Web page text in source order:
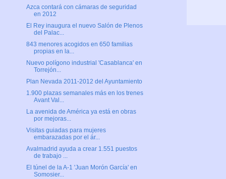
Azca contará con cámaras de seguridad
en 2012
El Rey inaugura el nuevo Salón de Plenos
del Palac...
843 menores acogidos en 650 familias
propias en la...
Nuevo polígono industrial 'Casablanca' en
Torrejón...
Plan Nevada 2011-2012 del Ayuntamiento
1.900 plazas semanales más en los trenes
Avant Val...
La avenida de América ya está en obras
por mejoras...
Visitas guiadas para mujeres
embarazadas por el ár...
Avalmadrid ayuda a crear 1.551 puestos
de trabajo ...
El túnel de la A-1 'Juan Morón García' en
Somosier...